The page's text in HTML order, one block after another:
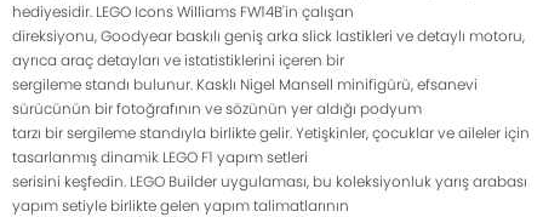
hediyesidir. LEGO Icons Williams FW14B'in çalışan
direksiyonu, Goodyear baskılı geniş arka slick lastikleri ve detaylı motoru,
ayrıca araç detayları ve istatistiklerini içeren bir
sergileme standı bulunur. Kasklı Nigel Mansell minifigürü, efsanevi
sürücünün bir fotoğrafının ve sözünün yer aldığı podyum
tarzı bir sergileme standıyla birlikte gelir. Yetişkinler, çocuklar ve aileler için
tasarlanmış dinamik LEGO F1 yapım setleri
serisini keşfedin. LEGO Builder uygulaması, bu koleksiyonluk yarış arabası
yapım setiyle birlikte gelen yapım talimatlarının